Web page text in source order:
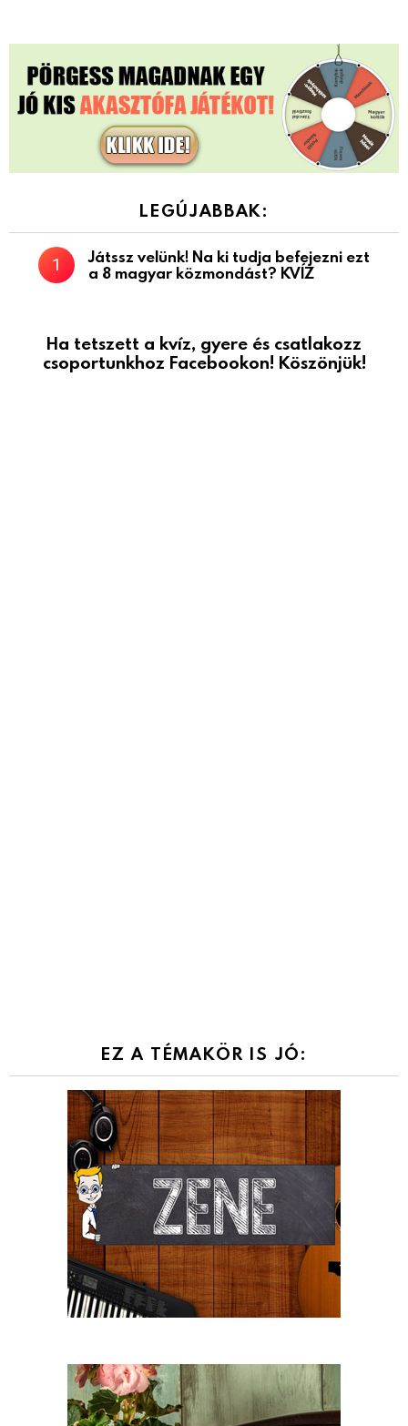
LEGÚJABBAK:
Játssz velünk! Na ki tudja befejezni ezt
a 8 magyar közmondást? KVÍZ
Ha tetszett a kvíz, gyere és csatlakozz
csoportunkhoz Facebookon! Köszönjük!
EZ A TÉMAKÖR IS JÓ: